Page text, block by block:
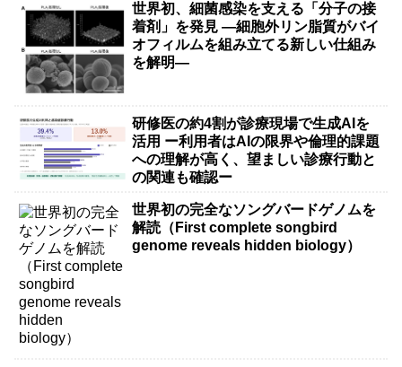
世界初、細菌感染を支える「分子の接
着剤」を発見 ―細胞外リン脂質がバイ
オフィルムを組み立てる新しい仕組み
を解明―
研修医の約4割が診療現場で生成AIを
活用 ー利用者はAIの限界や倫理的課題
への理解が高く、望ましい診療行動と
の関連も確認ー
世界初の完全なソングバードゲノムを
解読（First complete songbird
genome reveals hidden biology）